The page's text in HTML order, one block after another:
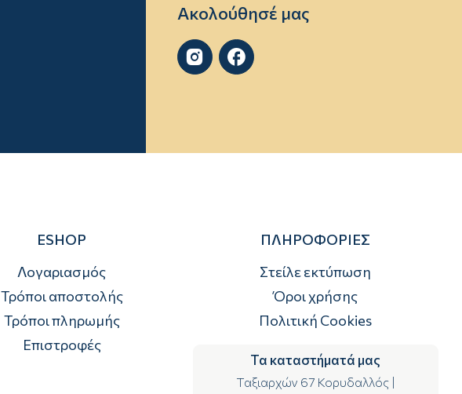
Ακολούθησέ μας
 
ESHOP
Λογαριασμός
Τρόποι αποστολής
Τρόποι πληρωμής
Επιστροφές
ΠΛΗΡΟΦΟΡΙΕΣ
Στείλε εκτύπωση
Όροι χρήσης
Πολιτική Cookies
Τα καταστήματά μας
Ταξιαρχών 67 Κορυδαλλός|